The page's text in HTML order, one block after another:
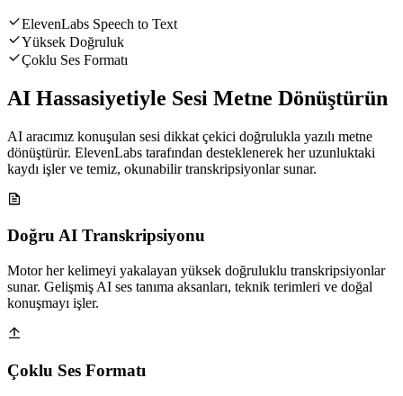
ElevenLabs Speech to Text
Yüksek Doğruluk
Çoklu Ses Formatı
AI Hassasiyetiyle Sesi Metne Dönüştürün
AI aracımız konuşulan sesi dikkat çekici doğrulukla yazılı metne
dönüştürür. ElevenLabs tarafından desteklenerek her uzunluktaki
kaydı işler ve temiz, okunabilir transkripsiyonlar sunar.
Doğru AI Transkripsiyonu
Motor her kelimeyi yakalayan yüksek doğruluklu transkripsiyonlar
sunar. Gelişmiş AI ses tanıma aksanları, teknik terimleri ve doğal
konuşmayı işler.
Çoklu Ses Formatı